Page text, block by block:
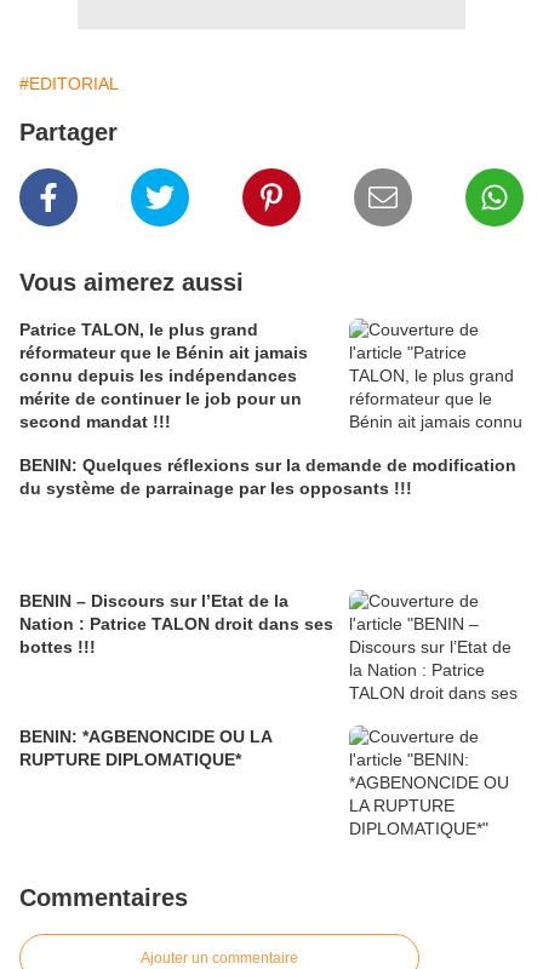
#EDITORIAL
Partager
Vous aimerez aussi
Patrice TALON, le plus grand
réformateur que le Bénin ait jamais
connu depuis les indépendances
mérite de continuer le job pour un
second mandat !!!
BENIN: Quelques réflexions sur la demande de modification
du système de parrainage par les opposants !!!
BENIN – Discours sur l’Etat de la
Nation : Patrice TALON droit dans ses
bottes !!!
BENIN: *AGBENONCIDE OU LA
RUPTURE DIPLOMATIQUE*
Commentaires
Ajouter un commentaire